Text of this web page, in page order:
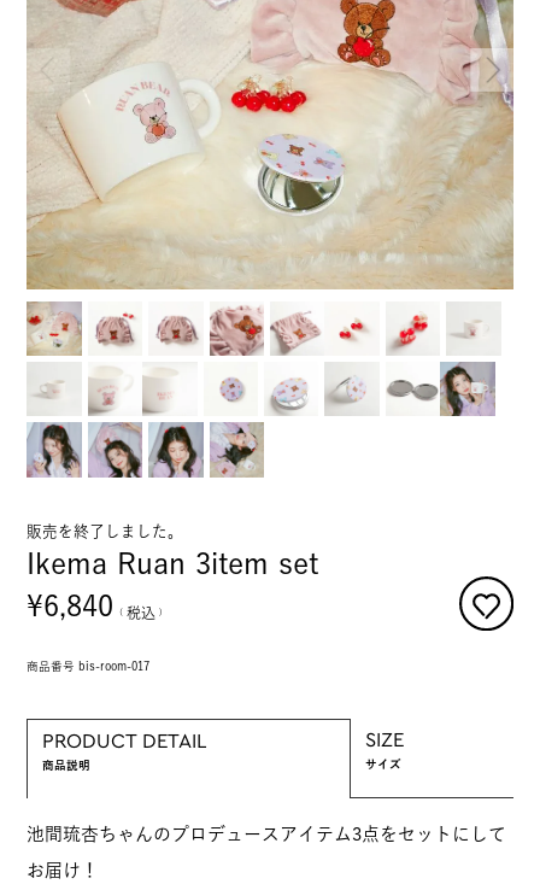
販売を終了しました。
Ikema Ruan 3item set
¥6,840 税込
商品番号 bis-room-017
PRODUCT DETAIL
商品説明
SIZE
サイズ
池間琉杏ちゃんのプロデュースアイテム3点をセットにして
お届け！